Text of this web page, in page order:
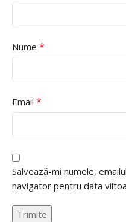
Nume *
Email *
Salvează-mi numele,
navigator pentru data